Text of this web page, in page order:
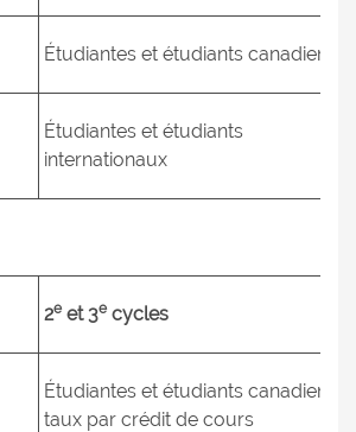
Étudiantes et étudiants canadiens
Étudiantes et étudiants
internationaux
2eet 3ecycles
Étudiantes et étudiants canadiens -
taux par crédit de cours